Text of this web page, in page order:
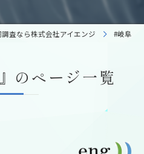
査なら株式会社アイエンジ #岐阜
のページ一覧